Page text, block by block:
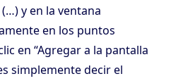
y en la ventana
en los puntos
en “Agregar a la pantalla
simplemente decir el